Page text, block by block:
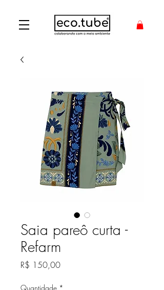
Saia pareô curta -
Refarm
R$ 150,00Preço
Quantidade *